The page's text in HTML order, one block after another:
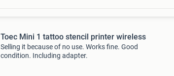
Toec Mini 1 tattoo stencil printer wireless
Selling it because of no use. Works fine. Good
condition. Including adapter.